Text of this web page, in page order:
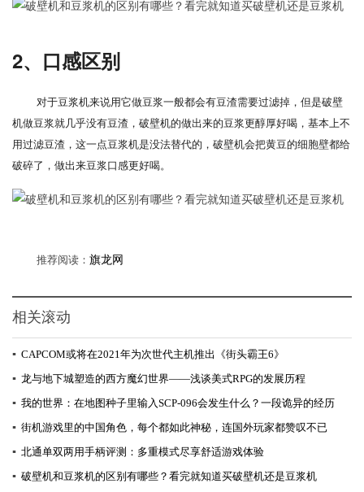
2、口感区别
对于豆浆机来说用它做豆浆一般都会有豆渣需要过滤掉，但是破壁
机做豆浆就几乎没有豆渣，破壁机的做出来的豆浆更醇厚好喝，基本上不
用过滤豆渣，这一点豆浆机是没法替代的，破壁机会把黄豆的细胞壁都给
破碎了，做出来豆浆口感更好喝。
推荐阅读： 旗龙网
相关滚动
▪ CAPCOM或将在2021年为次世代主机推出《街头霸王6》
▪ 龙与地下城塑造的西方魔幻世界——浅谈美式RPG的发展历程
▪ 我的世界：在地图种子里输入SCP-096会发生什么？一段诡异的经历
▪ 街机游戏里的中国角色，每个都如此神秘，连国外玩家都赞叹不已
▪ 北通单双两用手柄评测：多重模式尽享舒适游戏体验
▪ 破壁机和豆浆机的区别有哪些？看完就知道买破壁机还是豆浆机